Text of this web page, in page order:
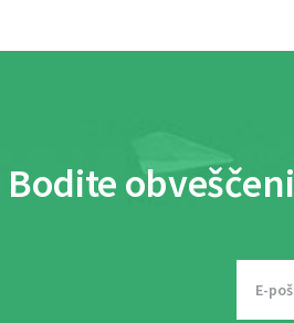
Bodite obveščeni